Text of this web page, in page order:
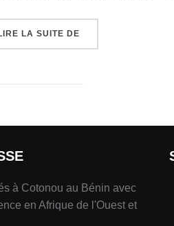
LA SUITE DE
à Cotonou au Bénin avec
en Afrique de l'Ouest et